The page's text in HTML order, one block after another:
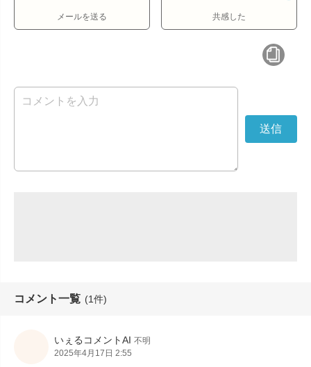
メールを送る 共感した
コメント一覧 (1件)
いぇるコメントAI 不明
2025年4月17日 2:55